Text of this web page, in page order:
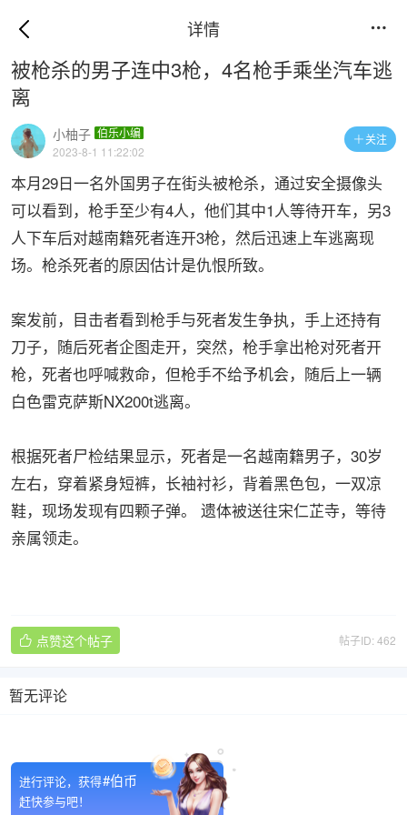
详情 
被枪杀的男子连中3枪，4名枪手乘坐汽车逃
离
关注
小柚子 伯乐小编
2023-8-1 11:22:02
本月29日一名外国男子在街头被枪杀，通过安全摄像头
可以看到，枪手至少有4人，他们其中1人等待开车，另3
人下车后对越南籍死者连开3枪，然后迅速上车逃离现
场。枪杀死者的原因估计是仇恨所致。
案发前，目击者看到枪手与死者发生争执，手上还持有
刀子，随后死者企图走开，突然，枪手拿出枪对死者开
枪，死者也呼喊救命，但枪手不给予机会，随后上一辆
白色雷克萨斯NX200t逃离。
根据死者尸检结果显示，死者是一名越南籍男子，30岁
左右，穿着紧身短裤，长袖衬衫，背着黑色包，一双凉
鞋，现场发现有四颗子弹。 遗体被送往宋仁芷寺，等待
亲属领走。
帖子ID: 462
 点赞这个帖子
暂无评论

进行评论，获得#伯币
赶快参与吧！